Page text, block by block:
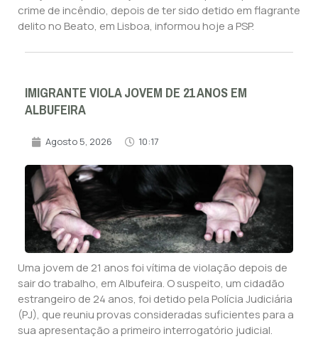
crime de incêndio, depois de ter sido detido em flagrante
delito no Beato, em Lisboa, informou hoje a PSP.
IMIGRANTE VIOLA JOVEM DE 21 ANOS EM
ALBUFEIRA
Agosto 5, 2026 10:17
Uma jovem de 21 anos foi vítima de violação depois de
sair do trabalho, em Albufeira. O suspeito, um cidadão
estrangeiro de 24 anos, foi detido pela Polícia Judiciária
(PJ), que reuniu provas consideradas suficientes para a
sua apresentação a primeiro interrogatório judicial.